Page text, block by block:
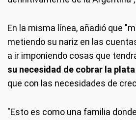
En la misma línea, añadió que
metiendo su nariz en las
a ir imponiendo cosas que
su necesidad de cobrar la
que con las necesidades de
"Esto es como una familia